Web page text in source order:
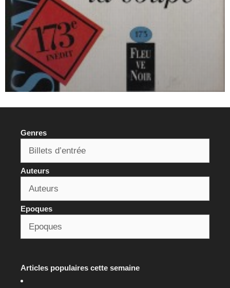
Genres
Auteurs
Epoques
Articles populaires cette semaine